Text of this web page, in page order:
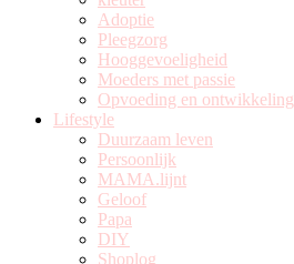
Adoptie
Pleegzorg
Hooggevoeligheid
Moeders met passie
Opvoeding en ontwikkeling
Lifestyle
Duurzaam leven
Persoonlijk
MAMA.lijnt
Geloof
Papa
DIY
Shoplog